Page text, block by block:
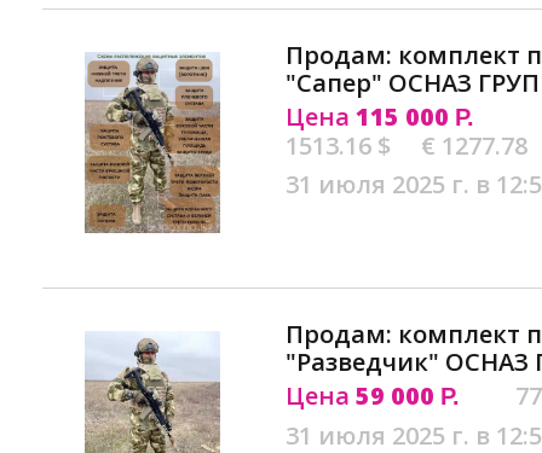
Продам: комплект
"Сапер" ОСНАЗ
Цена 115 000 Р.
1513.16 $
€ 1277.78
31 июля 2025 г. в
Продам: комплект
"Разведчик" ОСНАЗ
Цена 59 000 Р.
31 июля 2025 г. в